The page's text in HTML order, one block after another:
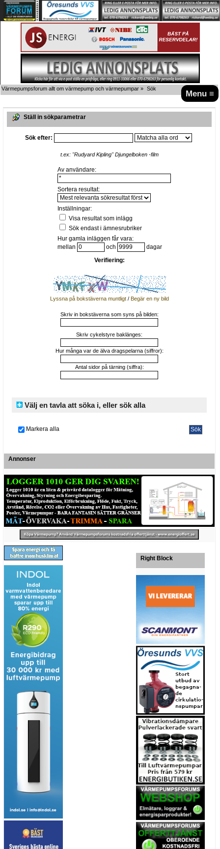
Menu ≡
Värmepumpsforum allt om värmepump och värmepumpar » Sök
Ställ in sökparametrar
Sök efter:
t.ex:"Rudyard Kipling" Djungelboken -film
Av användare:
Sortera resultat:
Inställningar:
Visa resultat som inlägg
Sök endast i ämnesrubriker
Hur gamla inläggen får vara:
mellan
och
dagar
Verifiering:
Lyssna på bokstäverna muntligt/ Begär en ny bild
Skriv in bokstäverna som syns på bilden:
Skriv cykelstyre baklänges:
Hur många var de älva dragspelarna (siffror):
Antal sidor på tärning (siffra):
Välj en tavla att söka i, eller sök alla
Markera alla
Annonser
Right Block